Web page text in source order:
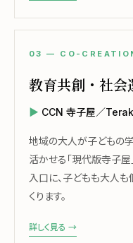
03 — CO-
教育共創・社会
CCN 寺子屋／
地域の大人が子どもの
活かせる「現代版寺子
入口に、子どもも大人
くります。
詳しく見る →